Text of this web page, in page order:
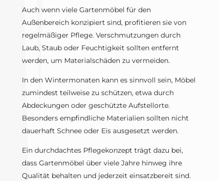
Auch wenn viele Gartenmöbel für den
Außenbereich konzipiert sind, profitieren sie von
regelmäßiger Pflege. Verschmutzungen durch
Laub, Staub oder Feuchtigkeit sollten entfernt
werden, um Materialschäden zu vermeiden.
In den Wintermonaten kann es sinnvoll sein, Möbel
zumindest teilweise zu schützen, etwa durch
Abdeckungen oder geschützte Aufstellorte.
Besonders empfindliche Materialien sollten nicht
dauerhaft Schnee oder Eis ausgesetzt werden.
Ein durchdachtes Pflegekonzept trägt dazu bei,
dass Gartenmöbel über viele Jahre hinweg ihre
Qualität behalten und jederzeit einsatzbereit sind.